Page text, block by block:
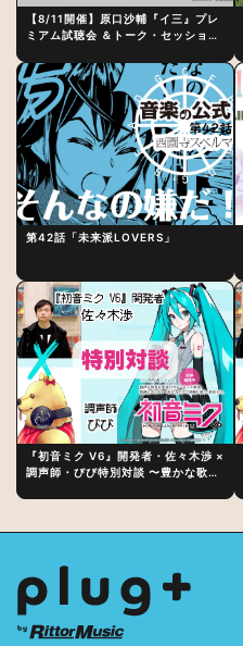
【8/11開催】原口沙輔『イ三』プレ
ミアム試聴会 ＆トーク・セッション
制作秘話
第42話「未来派LOVERS」
『初音ミク V6』開発者・佐々木渉 ×
調声師・びび特別対談 〜豊かな歌声